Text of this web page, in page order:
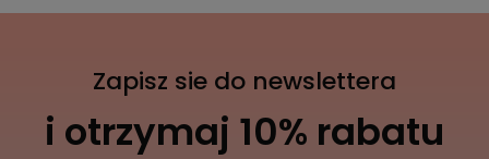
Zapisz sie do newslettera
i otrzymaj 10% rabatu